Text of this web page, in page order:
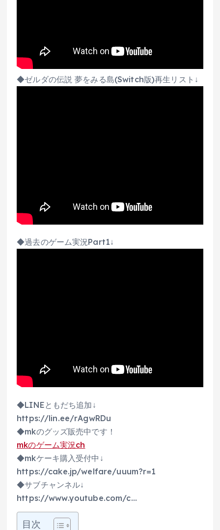
◆ゼルダの伝説 夢をみる島(Switch版)再生リスト↓
◆過去のゲーム実況Part1↓
◆LINEともだち追加↓
https://lin.ee/rAgwRDu
◆mkのグッズ販売中です！
mkのゲーム実況ch
◆mkケーキ購入受付中↓
https://cake.jp/welfare/uuum?r=1
◆サブチャンネル↓
https://www.youtube.com/c…
目次